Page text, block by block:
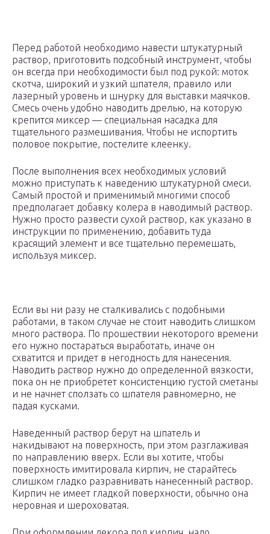
Перед работой необходимо навести штукатурный
раствор, приготовить подсобный инструмент, чтобы
он всегда при необходимости был под рукой: моток
скотча, широкий и узкий шпателя, правило или
лазерный уровень и шнурку для выставки маячков.
Смесь очень удобно наводить дрелью, на которую
крепится миксер — специальная насадка для
тщательного размешивания. Чтобы не испортить
половое покрытие, постелите клеенку.
После выполнения всех необходимых условий
можно приступать к наведению штукатурной смеси.
Самый простой и применимый многими способ
предполагает добавку колера в наводимый раствор.
Нужно просто развести сухой раствор, как указано в
инструкции по применению, добавить туда
красящий элемент и все тщательно перемешать,
используя миксер.
Если вы ни разу не сталкивались с подобными
работами, в таком случае не стоит наводить слишком
много раствора. По прошествии некоторого времени
его нужно постараться выработать, иначе он
схватится и придет в негодность для нанесения.
Наводить раствор нужно до определенной вязкости,
пока он не приобретет консистенцию густой сметаны
и не начнет сползать со шпателя равномерно, не
падая кусками.
Наведенный раствор берут на шпатель и
накидывают на поверхность, при этом разглаживая
по направлению вверх. Если вы хотите, чтобы
поверхность имитировала кирпич, не старайтесь
слишком гладко разравнивать нанесенный раствор.
Кирпич не имеет гладкой поверхности, обычно она
неровная и шероховатая.